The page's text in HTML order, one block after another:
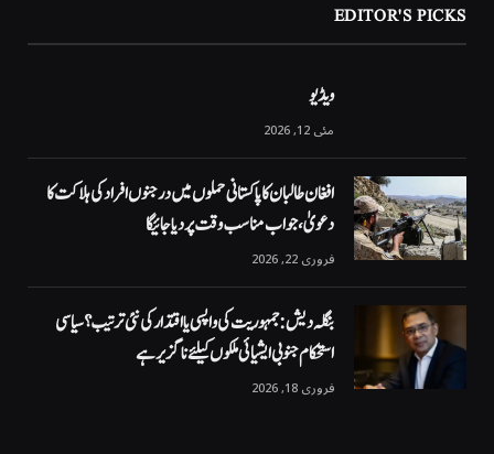
EDITOR'S PICKS
ویڈیو
مئی 12, 2026
افغان طالبان کا پاکستانی حملوں میں درجنوں افراد کی ہلاکت کا
دعویٰ، جواب مناسب وقت پر دیا جائیگا
فروری 22, 2026
بنگلہ دیش: جمہوریت کی واپسی یا اقتدار کی نئی ترتیب؟ سیاسی
استحکام جنوبی ایشیائی ملکوں کیلئے ناگزیر ہے
فروری 18, 2026